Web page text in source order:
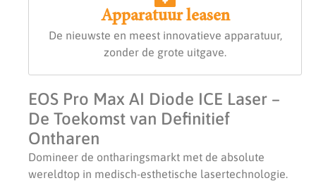
Apparatuur leasen
De nieuwste en meest innovatieve apparatuur,
zonder de grote uitgave.
EOS Pro Max AI Diode ICE Laser –
De Toekomst van Definitief
Ontharen
Domineer de ontharingsmarkt met de absolute
wereldtop in medisch-esthetische lasertechnologie.